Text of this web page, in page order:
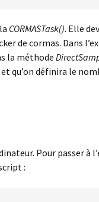
CORMASTask(). Elle
de cormas. Dans
la méthode
qu’on définira le
Pour passer à
: